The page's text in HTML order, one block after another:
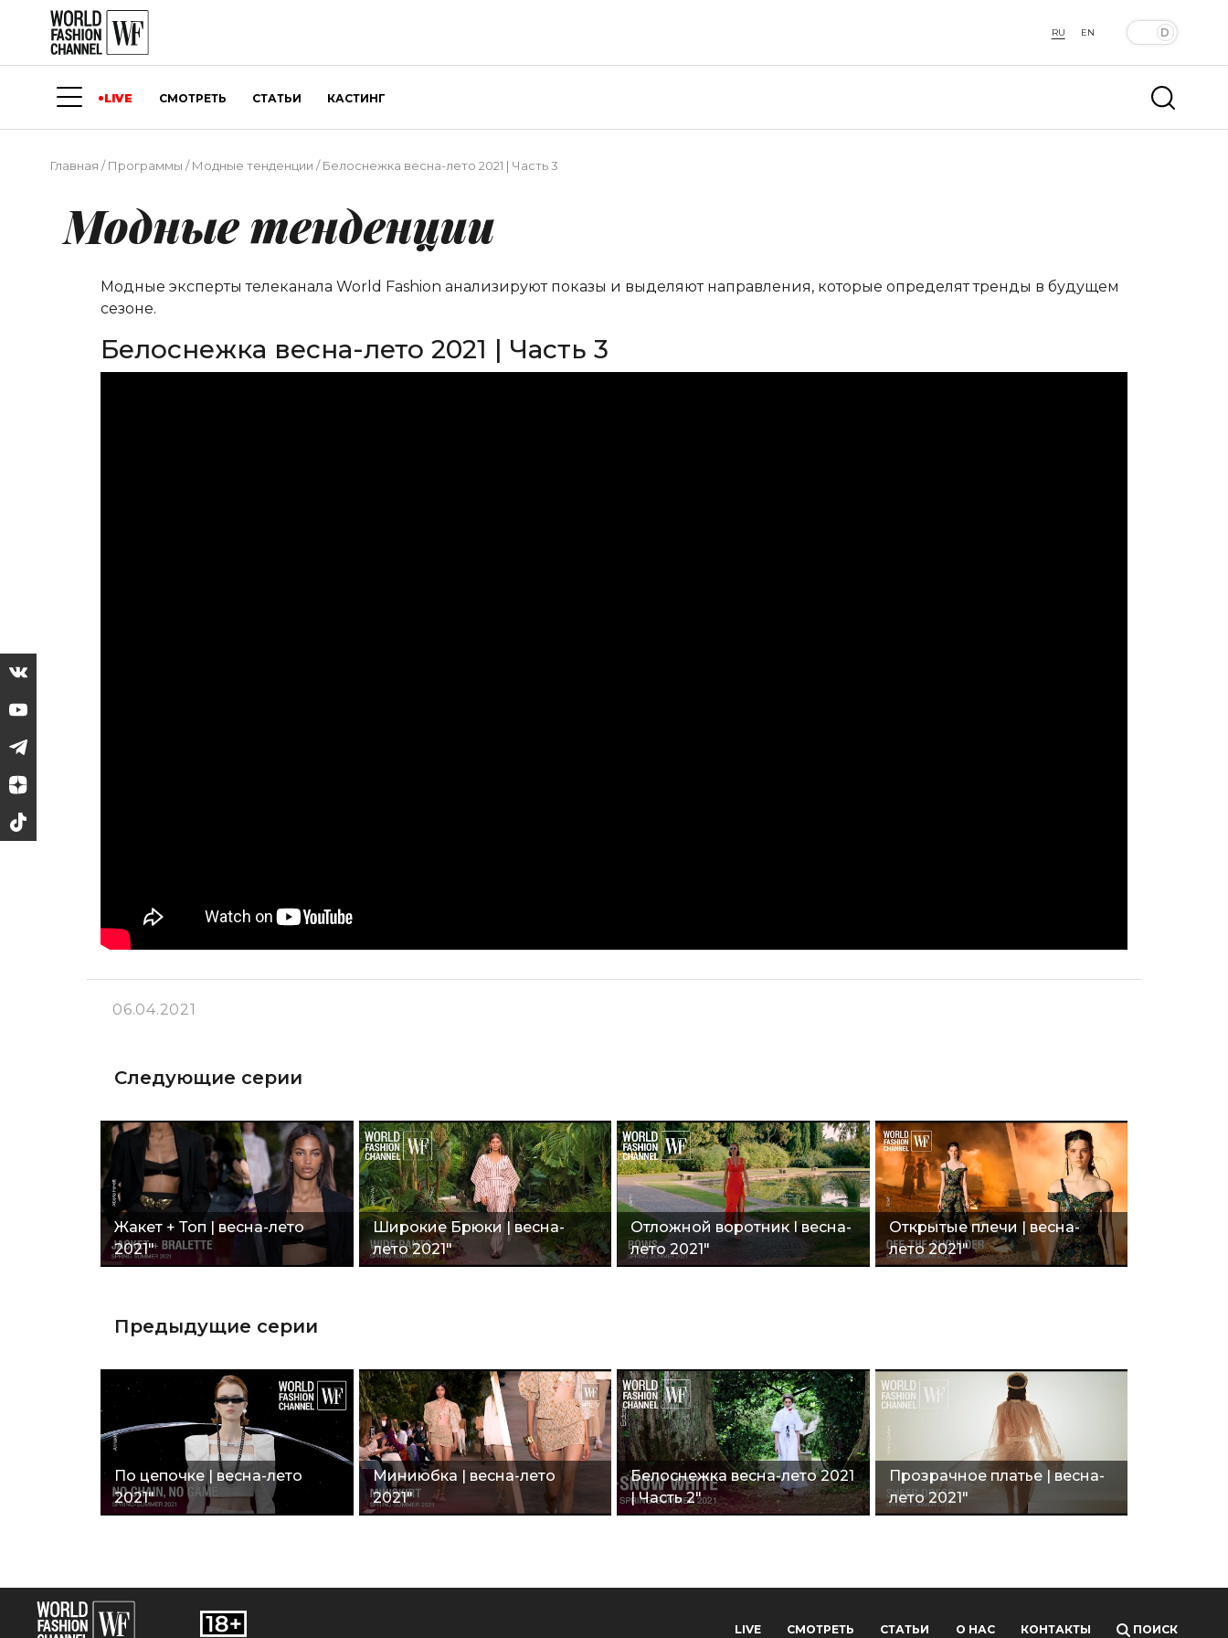
RU EN
LIVE СМОТРЕТЬ СТАТЬИ КАСТИНГ
Главная /Программы /Модные тенденции /Белоснежка весна-лето 2021 | Часть 3
Модные тенденции
Модные эксперты телеканала World Fashion анализируют показы и выделяют направления, которые определят тренды в будущем
сезоне.
Белоснежка весна-лето 2021 | Часть 3
06.04.2021
Следующие серии
Жакет + Топ | весна-лето
2021"
Широкие Брюки | весна-
лето 2021"
Отложной воротник I весна-
лето 2021"
Открытые плечи | весна-
лето 2021"
Предыдущие серии
По цепочке | весна-лето
2021"
Миниюбка | весна-лето
2021"
Белоснежка весна-лето 2021
| Часть 2"
Прозрачное платье | весна-
лето 2021"
LIVE СМОТРЕТЬ СТАТЬИ О НАС КОНТАКТЫ ПОИСК